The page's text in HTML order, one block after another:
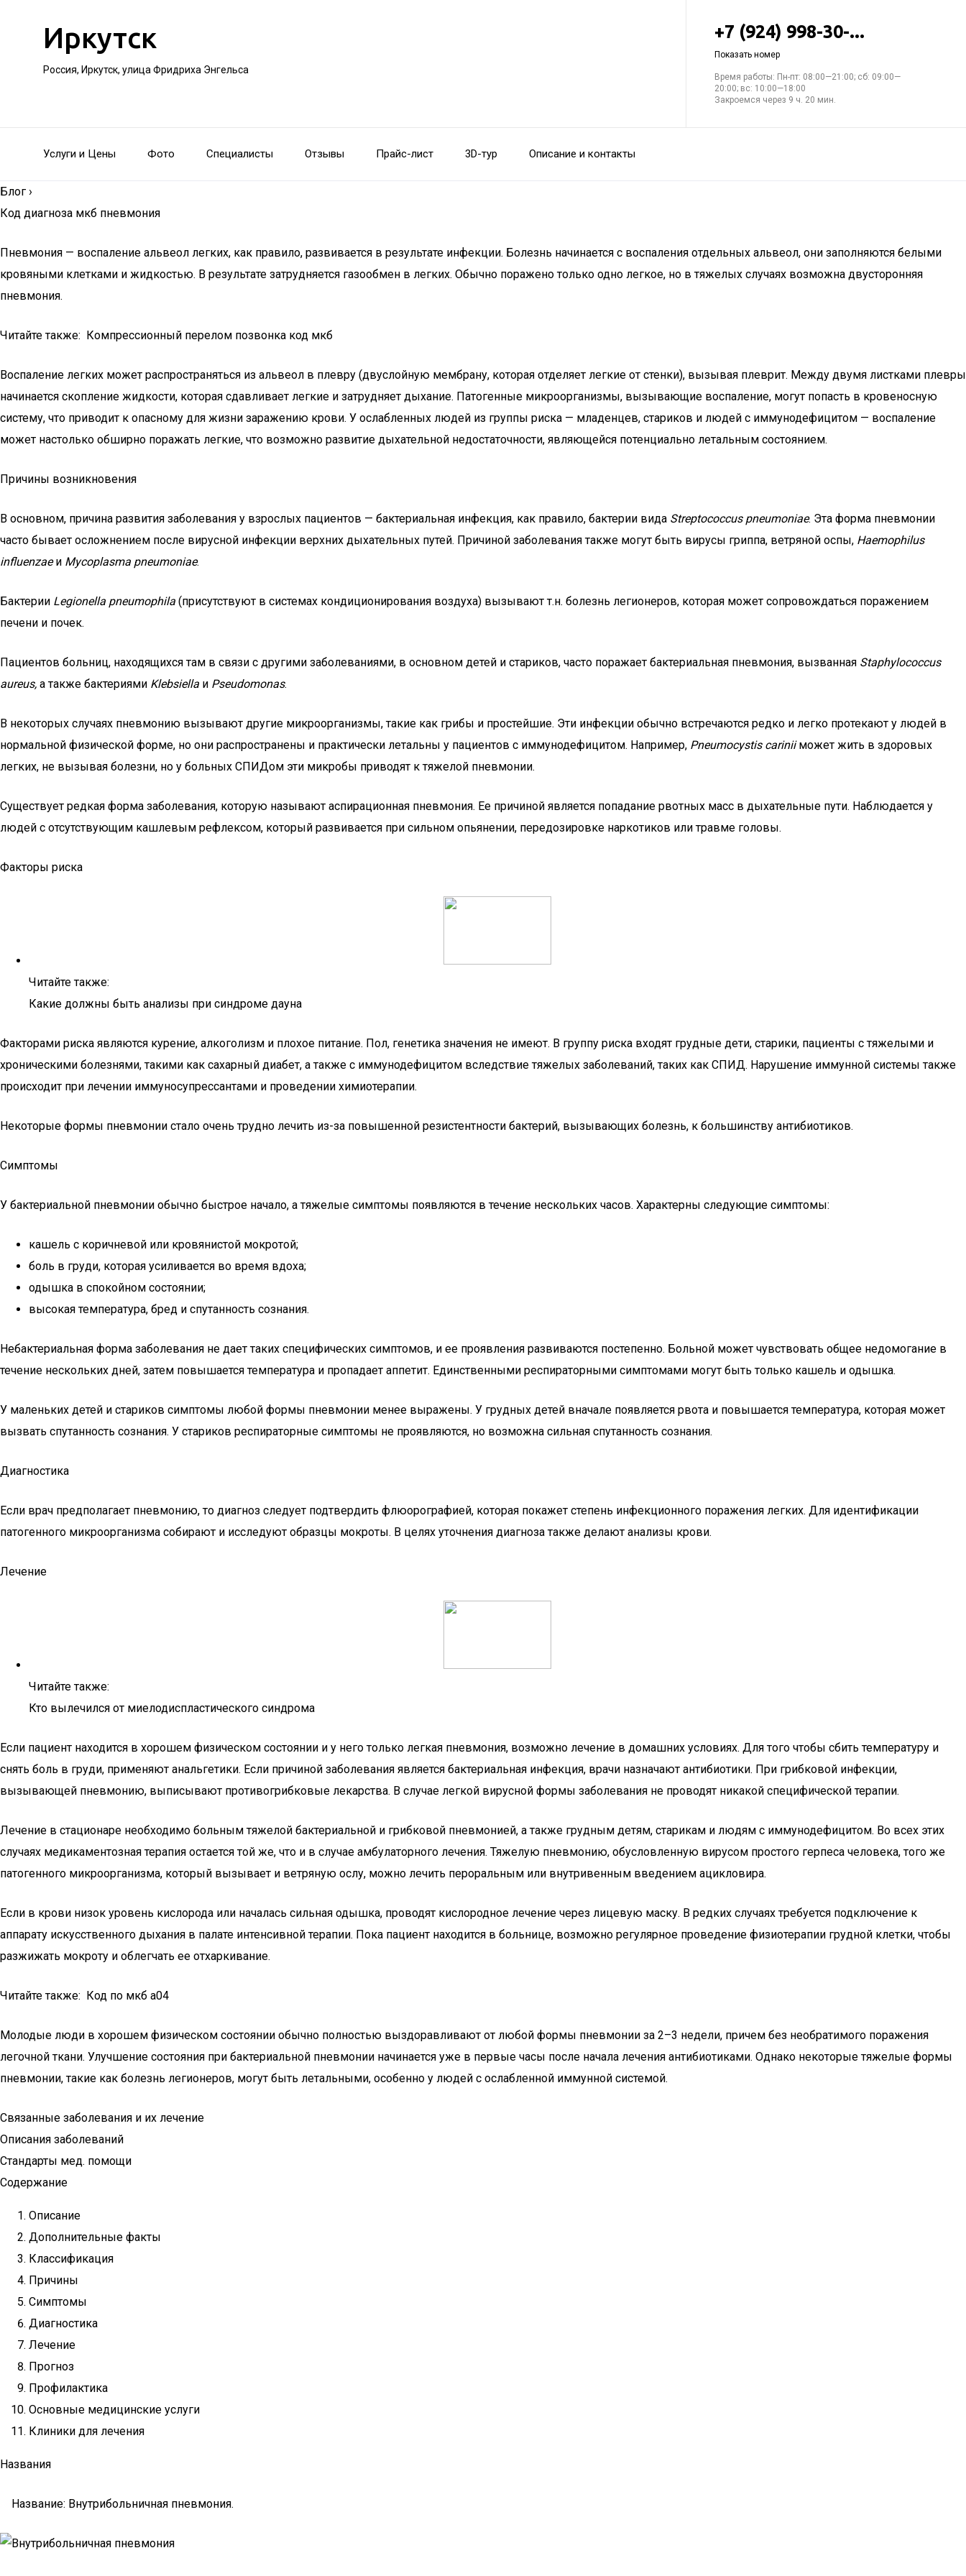
Иркутск
Россия, Иркутск, улица Фридриха Энгельса
+7 (924) 998-30-...
Показать номер
Время работы: Пн-пт: 08:00—21:00; сб: 09:00—
20:00; вс: 10:00—18:00
Закроемся через 9 ч. 20 мин.
Услуги и Цены Фото Специалисты Отзывы Прайс-лист 3D-тур Описание и контакты
Блог ›
Код диагноза мкб пневмония
Пневмония — воспаление альвеол легких, как правило, развивается в результате инфекции. Болезнь начинается с воспаления отдельных альвеол, они заполняются белыми
кровяными клетками и жидкостью. В результате затрудняется газообмен в легких. Обычно поражено только одно легкое, но в тяжелых случаях возможна двусторонняя
пневмония.
Читайте также: Компрессионный перелом позвонка код мкб
Воспаление легких может распространяться из альвеол в плевру (двуслойную мембрану, которая отделяет легкие от стенки), вызывая плеврит. Между двумя листками плевры
начинается скопление жидкости, которая сдавливает легкие и затрудняет дыхание. Патогенные микроорганизмы, вызывающие воспаление, могут попасть в кровеносную
систему, что приводит к опасному для жизни заражению крови. У ослабленных людей из группы риска — младенцев, стариков и людей с иммунодефицитом — воспаление
может настолько обширно поражать легкие, что возможно развитие дыхательной недостаточности, являющейся потенциально летальным состоянием.
Причины возникновения
В основном, причина развития заболевания у взрослых пациентов — бактериальная инфекция, как правило, бактерии вида Streptococcus pneumoniae. Эта форма пневмонии
часто бывает осложнением после вирусной инфекции верхних дыхательных путей. Причиной заболевания также могут быть вирусы гриппа, ветряной оспы, Haemophilus
influenzaeи Mycoplasma pneumoniae.
Бактерии Legionella pneumophila (присутствуют в системах кондиционирования воздуха) вызывают т.н. болезнь легионеров, которая может сопровождаться поражением
печени и почек.
Пациентов больниц, находящихся там в связи с другими заболеваниями, в основном детей и стариков, часто поражает бактериальная пневмония, вызванная Staphylococcus
aureus, а также бактериями Klebsiella и Pseudomonas.
В некоторых случаях пневмонию вызывают другие микроорганизмы, такие как грибы и простейшие. Эти инфекции обычно встречаются редко и легко протекают у людей в
нормальной физической форме, но они распространены и практически летальны у пациентов с иммунодефицитом. Например, Рneumocystis cariniiможет жить в здоровых
легких, не вызывая болезни, но у больных СПИДом эти микробы приводят к тяжелой пневмонии.
Существует редкая форма заболевания, которую называют аспирационная пневмония. Ее причиной является попадание рвотных масс в дыхательные пути. Наблюдается у
людей с отсутствующим кашлевым рефлексом, который развивается при сильном опьянении, передозировке наркотиков или травме головы.
Факторы риска
Читайте также:
Какие должны быть анализы при синдроме дауна
Факторами риска являются курение, алкоголизм и плохое питание. Пол, генетика значения не имеют. В группу риска входят грудные дети, старики, пациенты с тяжелыми и
хроническими болезнями, такими как сахарный диабет, а также с иммунодефицитом вследствие тяжелых заболеваний, таких как СПИД. Нарушение иммунной системы также
происходит при лечении иммуносупрессантами и проведении химиотерапии.
Некоторые формы пневмонии стало очень трудно лечить из-за повышенной резистентности бактерий, вызывающих болезнь, к большинству антибиотиков.
Симптомы
У бактериальной пневмонии обычно быстрое начало, а тяжелые симптомы появляются в течение нескольких часов. Характерны следующие симптомы:
кашель с коричневой или кровянистой мокротой;
боль в груди, которая усиливается во время вдоха;
одышка в спокойном состоянии;
высокая температура, бред и спутанность сознания.
Небактериальная форма заболевания не дает таких специфических симптомов, и ее проявления развиваются постепенно. Больной может чувствовать общее недомогание в
течение нескольких дней, затем повышается температура и пропадает аппетит. Единственными респираторными симптомами могут быть только кашель и одышка.
У маленьких детей и стариков симптомы любой формы пневмонии менее выражены. У грудных детей вначале появляется рвота и повышается температура, которая может
вызвать спутанность сознания. У стариков респираторные симптомы не проявляются, но возможна сильная спутанность сознания.
Диагностика
Если врач предполагает пневмонию, то диагноз следует подтвердить флюорографией, которая покажет степень инфекционного поражения легких. Для идентификации
патогенного микроорганизма собирают и исследуют образцы мокроты. В целях уточнения диагноза также делают анализы крови.
Лечение
Читайте также:
Кто вылечился от миелодиспластического синдрома
Если пациент находится в хорошем физическом состоянии и у него только легкая пневмония, возможно лечение в домашних условиях. Для того чтобы сбить температуру и
снять боль в груди, применяют анальгетики. Если причиной заболевания является бактериальная инфекция, врачи назначают антибиотики. При грибковой инфекции,
вызывающей пневмонию, выписывают противогрибковые лекарства. В случае легкой вирусной формы заболевания не проводят никакой специфической терапии.
Лечение в стационаре необходимо больным тяжелой бактериальной и грибковой пневмонией, а также грудным детям, старикам и людям с иммунодефицитом. Во всех этих
случаях медикаментозная терапия остается той же, что и в случае амбулаторного лечения. Тяжелую пневмонию, обусловленную вирусом простого герпеса человека, того же
патогенного микроорганизма, который вызывает и ветряную ослу, можно лечить пероральным или внутривенным введением ацикловира.
Если в крови низок уровень кислорода или началась сильная одышка, проводят кислородное лечение через лицевую маску. В редких случаях требуется подключение к
аппарату искусственного дыхания в палате интенсивной терапии. Пока пациент находится в больнице, возможно регулярное проведение физиотерапии грудной клетки, чтобы
разжижать мокроту и облегчать ее отхаркивание.
Читайте также: Код по мкб а04
Молодые люди в хорошем физическом состоянии обычно полностью выздоравливают от любой формы пневмонии за 2–3 недели, причем без необратимого поражения
легочной ткани. Улучшение состояния при бактериальной пневмонии начинается уже в первые часы после начала лечения антибиотиками. Однако некоторые тяжелые формы
пневмонии, такие как болезнь легионеров, могут быть летальными, особенно у людей с ослабленной иммунной системой.
Связанные заболевания и их лечение
Описания заболеваний
Стандарты мед. помощи
Содержание
Описание
Дополнительные факты
Классификация
Причины
Симптомы
Диагностика
Лечение
Прогноз
Профилактика
Основные медицинские услуги
Клиники для лечения
Названия
Название: Внутрибольничная пневмония.